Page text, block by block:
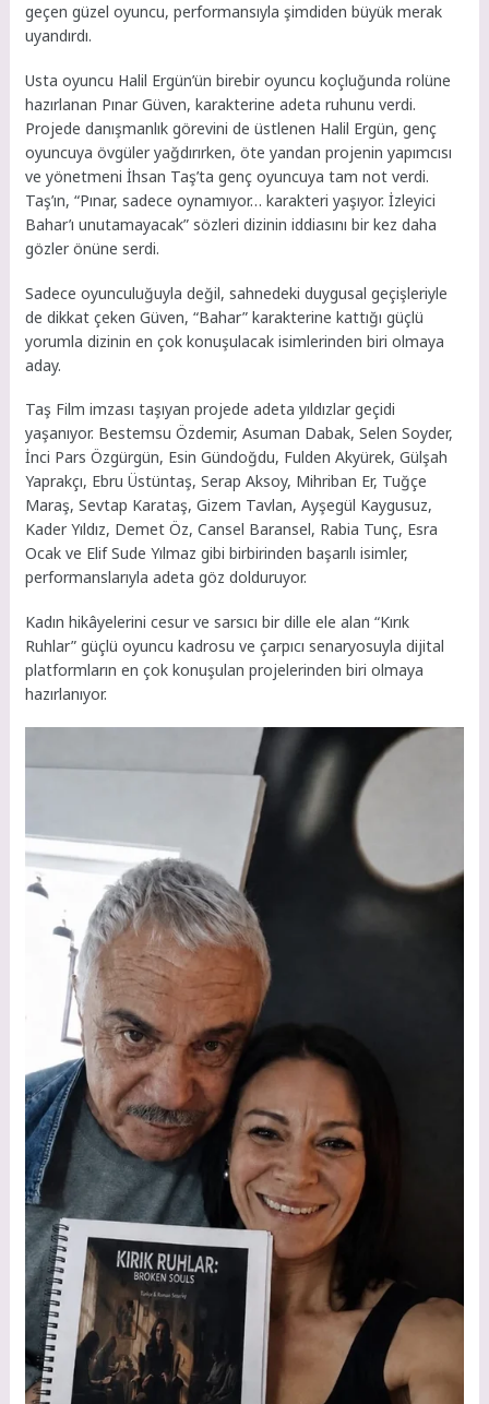
geçen güzel oyuncu, performansıyla şimdiden büyük merak
uyandırdı.
Usta oyuncu Halil Ergün’ün birebir oyuncu koçluğunda rolüne
hazırlanan Pınar Güven, karakterine adeta ruhunu verdi.
Projede danışmanlık görevini de üstlenen Halil Ergün, genç
oyuncuya övgüler yağdırırken, öte yandan projenin yapımcısı
ve yönetmeni İhsan Taş’ta genç oyuncuya tam not verdi.
Taş’ın, “Pınar, sadece oynamıyor… karakteri yaşıyor. İzleyici
Bahar’ı unutamayacak” sözleri dizinin iddiasını bir kez daha
gözler önüne serdi.
Sadece oyunculuğuyla değil, sahnedeki duygusal geçişleriyle
de dikkat çeken Güven, “Bahar” karakterine kattığı güçlü
yorumla dizinin en çok konuşulacak isimlerinden biri olmaya
aday.
Taş Film imzası taşıyan projede adeta yıldızlar geçidi
yaşanıyor. Bestemsu Özdemir, Asuman Dabak, Selen Soyder,
İnci Pars Özgürgün, Esin Gündoğdu, Fulden Akyürek, Gülşah
Yaprakçı, Ebru Üstüntaş, Serap Aksoy, Mihriban Er, Tuğçe
Maraş, Sevtap Karataş, Gizem Tavlan, Ayşegül Kaygusuz,
Kader Yıldız, Demet Öz, Cansel Baransel, Rabia Tunç, Esra
Ocak ve Elif Sude Yılmaz gibi birbirinden başarılı isimler,
performanslarıyla adeta göz dolduruyor.
Kadın hikâyelerini cesur ve sarsıcı bir dille ele alan “Kırık
Ruhlar” güçlü oyuncu kadrosu ve çarpıcı senaryosuyla dijital
platformların en çok konuşulan projelerinden biri olmaya
hazırlanıyor.